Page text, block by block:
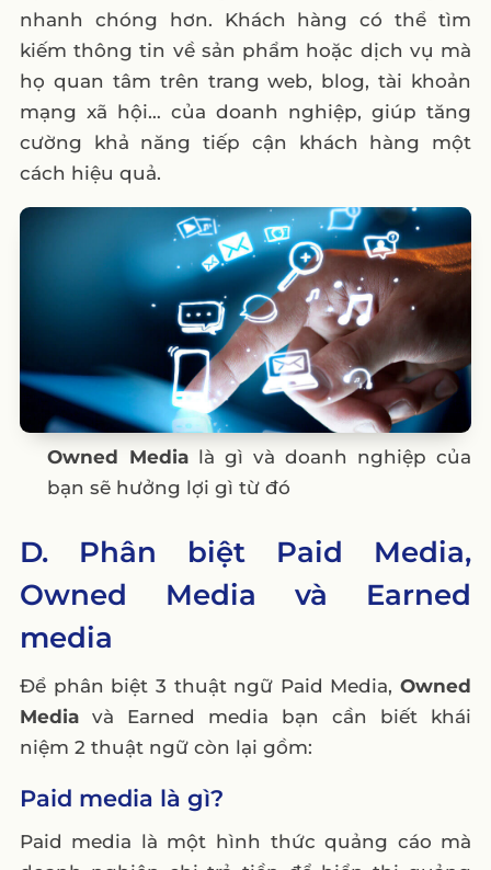
nhanh chóng hơn. Khách hàng có thể tìm
kiếm thông tin về sản phẩm hoặc dịch vụ mà
họ quan tâm trên trang web, blog, tài khoản
mạng xã hội… của doanh nghiệp, giúp tăng
cường khả năng tiếp cận khách hàng một
cách hiệu quả.
Owned Medialà gì và doanh nghiệp của
bạn sẽ hưởng lợi gì từ đó
D. Phân biệt Paid Media,
Owned Media và Earned
media
Để phân biệt 3 thuật ngữ Paid Media,Owned
Mediavà Earned media bạn cần biết khái
niệm 2 thuật ngữ còn lại gồm:
Paid media là gì?
Paid media là một hình thức quảng cáo mà